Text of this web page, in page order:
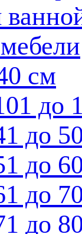
см
до
до
до
до
до